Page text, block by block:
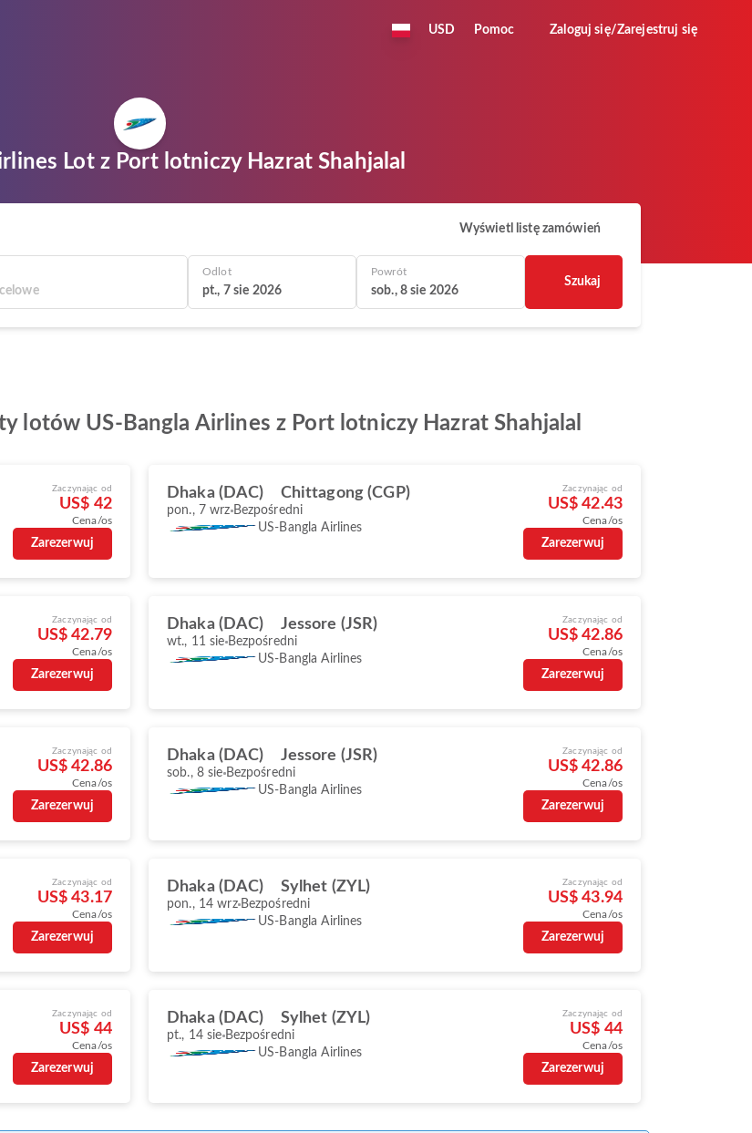
USD Pomoc Zaloguj się/Zarejestruj się
Lot z Port lotniczy Hazrat Shahjalal
Wyświetl listę zamówień
Odlot
pt., 7 sie 2026
Powrót
sob., 8 sie 2026
Szukaj
lotów US-Bangla Airlines z Port lotniczy Hazrat Shahjalal
Zaczynając od
US$ 42
Cena/os
Zarezerwuj
Dhaka (DAC) Chittagong (CGP)
pon., 7 wrz Bezpośredni
US-Bangla Airlines
Zaczynając od
US$ 42.43
Cena/os
Zarezerwuj
Zaczynając od
US$ 42.79
Cena/os
Zarezerwuj
Dhaka (DAC) Jessore (JSR)
wt., 11 sie Bezpośredni
US-Bangla Airlines
Zaczynając od
US$ 42.86
Cena/os
Zarezerwuj
Zaczynając od
US$ 42.86
Cena/os
Zarezerwuj
Dhaka (DAC) Jessore (JSR)
sob., 8 sie Bezpośredni
US-Bangla Airlines
Zaczynając od
US$ 42.86
Cena/os
Zarezerwuj
Zaczynając od
US$ 43.17
Cena/os
Zarezerwuj
Dhaka (DAC) Sylhet (ZYL)
pon., 14 wrz Bezpośredni
US-Bangla Airlines
Zaczynając od
US$ 43.94
Cena/os
Zarezerwuj
Zaczynając od
US$ 44
Cena/os
Zarezerwuj
Dhaka (DAC) Sylhet (ZYL)
pt., 14 sie Bezpośredni
US-Bangla Airlines
Zaczynając od
US$ 44
Cena/os
Zarezerwuj